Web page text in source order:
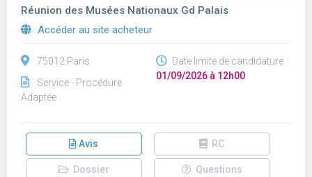
Réunion des Musées Nationaux Gd Palais
Accéder au site acheteur
75012 Paris
Service - Procédure
Adaptée
Date limite de candidature :
01/09/2026 à 12h00
Avis RC
Dossier Questions